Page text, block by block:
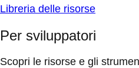
Libreria delle risorse
Per sviluppatori
Scopri le risorse e gli